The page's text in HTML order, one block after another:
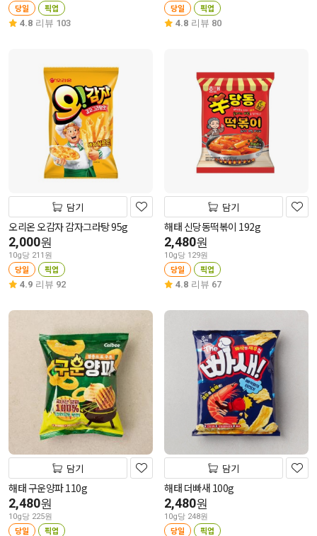
당일 픽업
4.8 리뷰 103
당일 픽업
4.8 리뷰 80
담기
오리온 오감자 감자그라탕 95g
2,000원
10g당 211원
당일 픽업
4.9 리뷰 92
담기
해태 신당동떡볶이 192g
2,480원
10g당 129원
당일 픽업
4.8 리뷰 67
담기
해태 구운양파 110g
2,480원
10g당 225원
당일 픽업
담기
해태 더빠새 100g
2,480원
10g당 248원
당일 픽업